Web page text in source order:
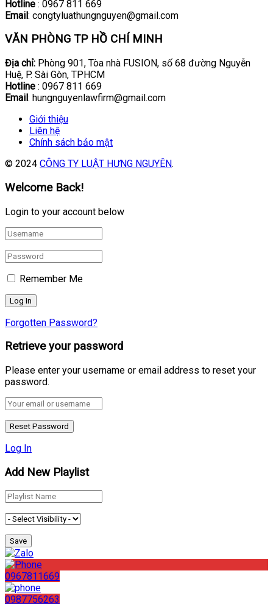
Hotline : 0967 811 669
Email: congtyluathungnguyen@gmail.com
VĂN PHÒNG TP HỒ CHÍ MINH
Địa chỉ: Phòng 901, Tòa nhà FUSION, số 68 đường Nguyễn
Huệ, P. Sài Gòn, TPHCM
Hotline : 0967 811 669
Email: hungnguyenlawfirm@gmail.com
Giới thiệu
Liên hệ
Chính sách bảo mật
© 2024 CÔNG TY LUẬT HƯNG NGUYÊN.
Welcome Back!
Login to your account below
Remember Me
Forgotten Password?
Retrieve your password
Please enter your username or email address to reset your
password.
Log In
Add New Playlist
0967811669
0987756263